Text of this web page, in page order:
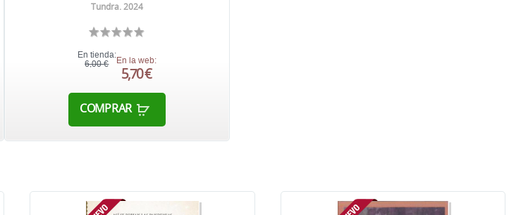
Tundra. 2024
En tienda:
6,00 €
En la web:
5,70 €
COMPRAR